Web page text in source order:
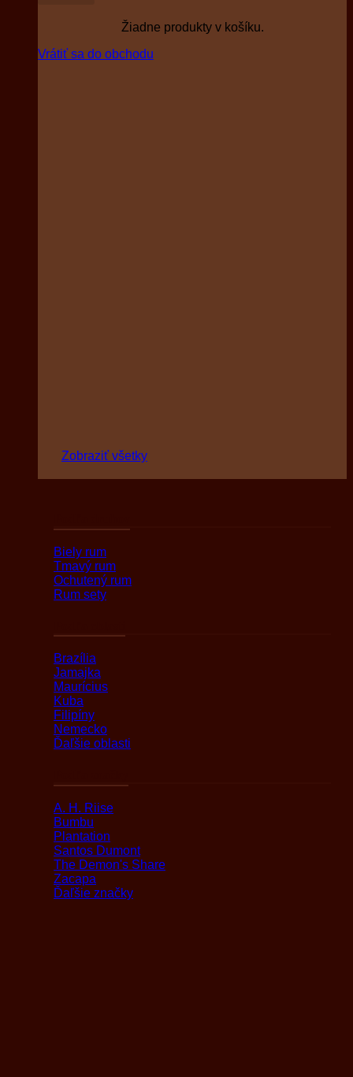
Žiadne produkty v košíku.
Vrátiť sa do obchodu
Zobraziť všetky
Biely rum
Tmavý rum
Ochutený rum
Rum sety
Brazília
Jamajka
Maurícius
Kuba
Filipíny
Nemecko
Ďaľšie oblasti
A. H. Riise
Bumbu
Plantation
Santos Dumont
The Demon's Share
Zacapa
Ďaľšie značky